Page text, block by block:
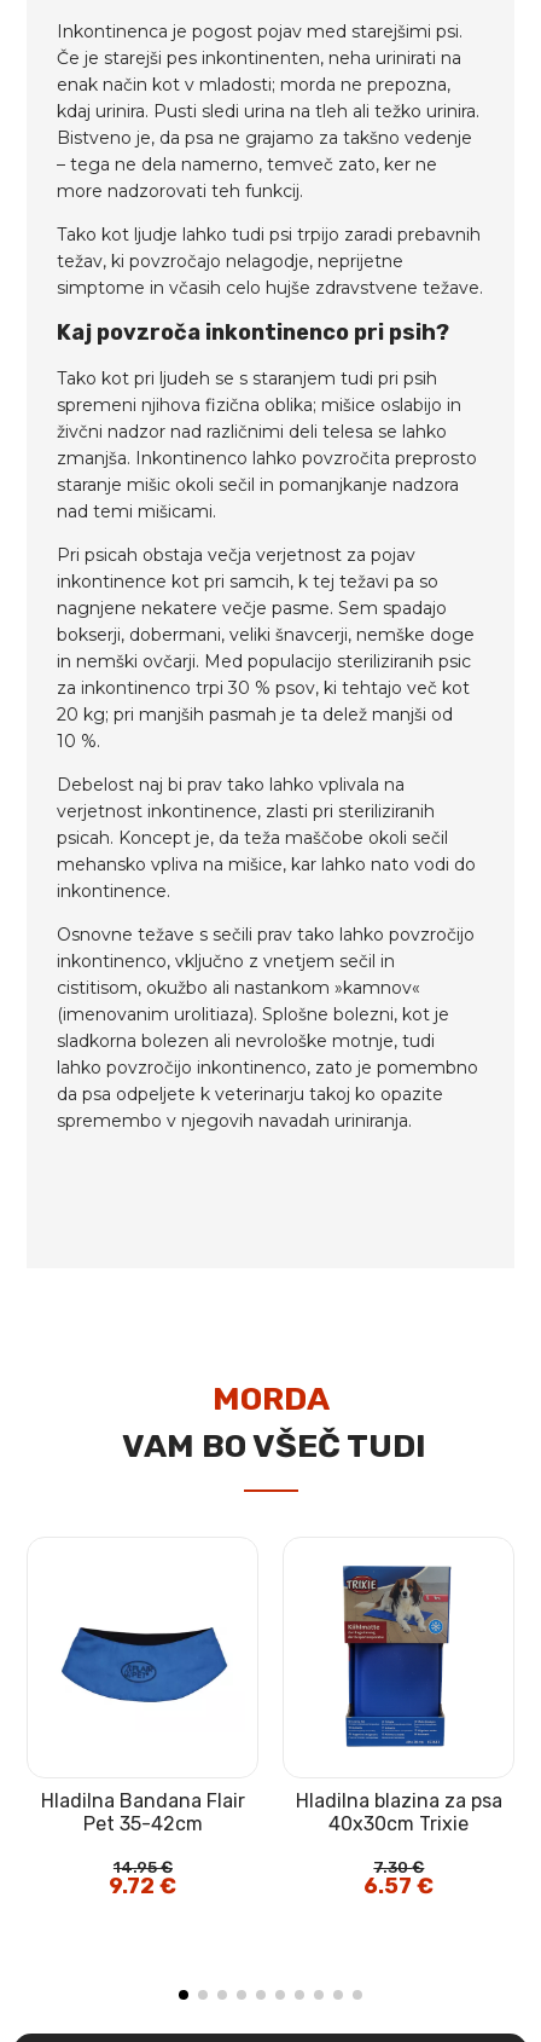
Inkontinenca je pogost pojav med starejšimi psi.
Če je starejši pes inkontinenten, neha urinirati na
enak način kot v mladosti; morda ne prepozna,
kdaj urinira. Pusti sledi urina na tleh ali težko urinira.
Bistveno je, da psa ne grajamo za takšno vedenje
– tega ne dela namerno, temveč zato, ker ne
more nadzorovati teh funkcij.
Tako kot ljudje lahko tudi psi trpijo zaradi prebavnih
težav, ki povzročajo nelagodje, neprijetne
simptome in včasih celo hujše zdravstvene težave.
Kaj povzroča inkontinenco pri psih?
Tako kot pri ljudeh se s staranjem tudi pri psih
spremeni njihova fizična oblika; mišice oslabijo in
živčni nadzor nad različnimi deli telesa se lahko
zmanjša. Inkontinenco lahko povzročita preprosto
staranje mišic okoli sečil in pomanjkanje nadzora
nad temi mišicami.
Pri psicah obstaja večja verjetnost za pojav
inkontinence kot pri samcih, k tej težavi pa so
nagnjene nekatere večje pasme. Sem spadajo
bokserji, dobermani, veliki šnavcerji, nemške doge
in nemški ovčarji. Med populacijo steriliziranih psic
za inkontinenco trpi 30 % psov, ki tehtajo več kot
20 kg; pri manjših pasmah je ta delež manjši od
10 %.
Debelost naj bi prav tako lahko vplivala na
verjetnost inkontinence, zlasti pri steriliziranih
psicah. Koncept je, da teža maščobe okoli sečil
mehansko vpliva na mišice, kar lahko nato vodi do
inkontinence.
Osnovne težave s sečili prav tako lahko povzročijo
inkontinenco, vključno z vnetjem sečil in
cistitisom, okužbo ali nastankom »kamnov«
(imenovanim urolitiaza). Splošne bolezni, kot je
sladkorna bolezen ali nevrološke motnje, tudi
lahko povzročijo inkontinenco, zato je pomembno
da psa odpeljete k veterinarju takoj ko opazite
spremembo v njegovih navadah uriniranja.
MORDA
VAM BO VŠEČ TUDI
Hladilna Bandana Flair
Pet 35-42cm
14.95€
Izvirna
cena
9.72€Trenutna
cena
Hladilna blazina za psa
40x30cm Trixie
7.30€
Izvirna
cena
6.57€Trenutna
cena